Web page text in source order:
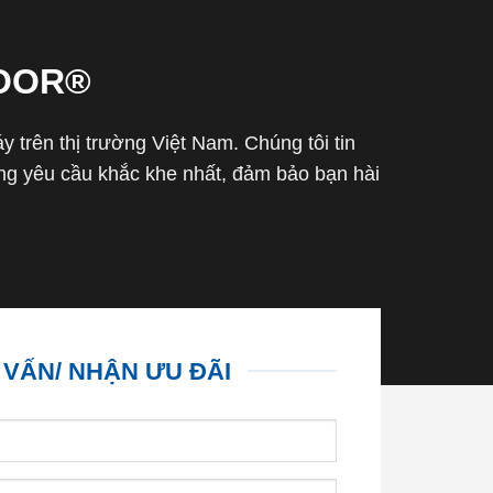
trên thị trường Việt Nam. Chúng tôi tin
yêu cầu khắc khe nhất, đảm bảo bạn hài
NHẬN ƯU ĐÃI